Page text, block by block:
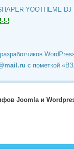
YOOTHEME-
!-!
c пометкой
Joomla и